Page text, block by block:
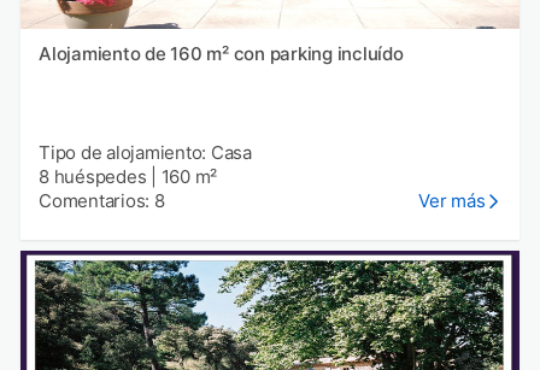
Alojamiento de 160 m² con parking incluído
Tipo de alojamiento: Casa
8 huéspedes
160 m²
Comentarios: 8
Ver más